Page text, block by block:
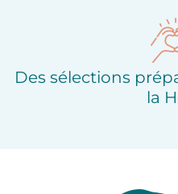
Des sélections
la